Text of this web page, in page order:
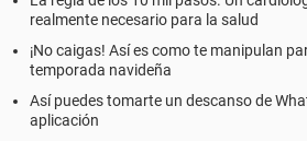
realmente necesario para la salud
¡No caigas! Así es como te manipulan
temporada navideña
Así puedes tomarte un descanso de
aplicación